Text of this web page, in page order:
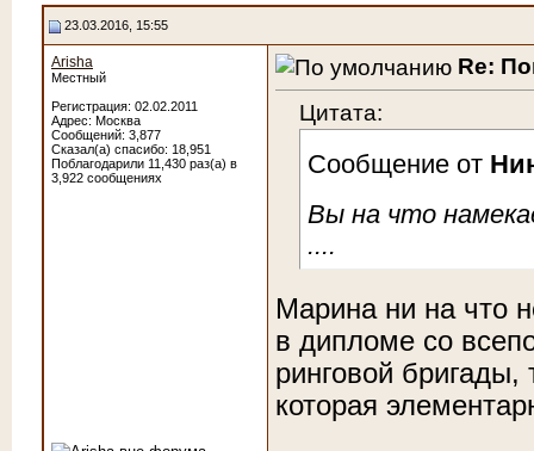
23.03.2016, 15:55
Arisha
Местный
Регистрация: 02.02.2011
Адрес: Москва
Сообщений: 3,877
Сказал(а) спасибо: 18,951
Поблагодарили 11,430 раз(а) в
3,922 сообщениях
Re:
Цитата:
Сообщение от
Вы на что
....
Марина ни на что
в дипломе со
ринговой
которая